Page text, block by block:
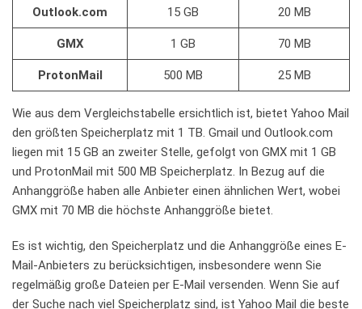
Outlook.com 15‍ GB 20 ‌MB
GMX 1 GB 70 MB
ProtonMail 500 MB 25 MB
Wie aus dem Vergleichstabelle‍ ersichtlich ​ist, bietet Yahoo Mail
den⁣ größten Speicherplatz⁤ mit ⁤1 TB. Gmail ⁢und Outlook.com
⁣liegen mit 15 ⁤GB an zweiter Stelle,⁤ gefolgt von GMX mit 1 GB⁢
und ​ProtonMail mit 500 MB Speicherplatz. In Bezug⁢ auf⁣ die
Anhanggröße haben ⁣alle ​Anbieter einen ähnlichen Wert, wobei
GMX⁢ mit 70‍ MB die ⁤höchste ​Anhanggröße bietet.
Es ist⁤ wichtig, den Speicherplatz und die Anhanggröße ⁢eines E-
Mail-Anbieters zu ‍berücksichtigen, insbesondere wenn Sie
regelmäßig ​große‌ Dateien⁣ per E-Mail​ versenden. Wenn ​Sie​ auf
der⁣ Suche⁤ nach⁣ viel Speicherplatz sind, ist⁣ Yahoo Mail ⁣die beste